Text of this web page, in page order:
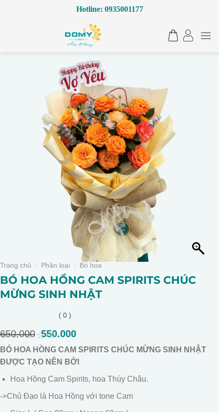
Hotline: 0935001177
Trang chủ Phân loại Bó hoa
BÓ HOA HỒNG CAM SPIRITS CHÚC
MỪNG SINH NHẬT
0
out
of
( 0 )
650.000 Giá
gốc
là:
650.000.
550.000
tại
là:
BÓ HOA HỒNG CAM SPIRITS CHÚC MỪNG SINH NHẬT
ĐƯỢC TẠO NÊN BỞI
Hoa Hồng Cam Spirits, hoa Thúy Châu.
->Chủ Đạo là Hoa Hồng với tone Cam